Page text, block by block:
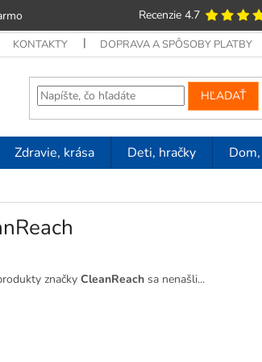
Recenzie 4.7
KONTAKTY DOPRAVA A SPÔSOBY PLATBY
HĽADAŤ
Zdravie, krása Deti, hračky
značky CleanReach sa nenašli...